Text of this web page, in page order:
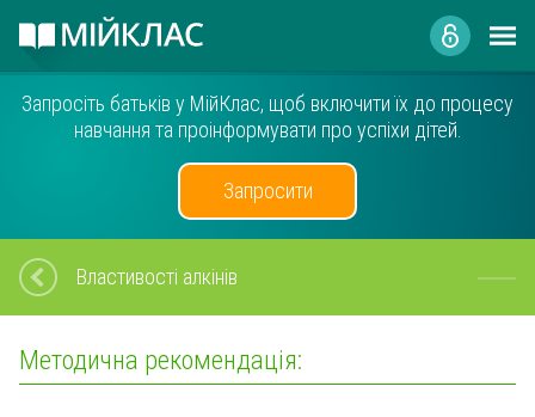
Запросіть батьків у МійКлас, щоб включити їх до процесу
навчання та проінформувати про успіхи дітей.
Запросити
Властивості алкінів
Методична рекомендація: